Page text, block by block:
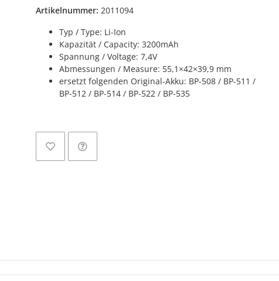
Artikelnummer: 2011094
Typ / Type: Li-Ion
Kapazität / Capacity: 3200mAh
Spannung / Voltage: 7,4V
Abmessungen / Measure: 55,1×42×39,9 mm
ersetzt folgenden Original-Akku: BP-508 / BP-511 /
BP-512 / BP-514 / BP-522 / BP-535